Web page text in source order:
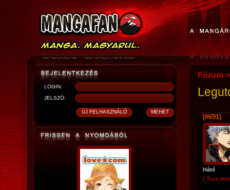
LOGIN:
JELSZÓ:
Fórum
(#691)
Háté
[ True